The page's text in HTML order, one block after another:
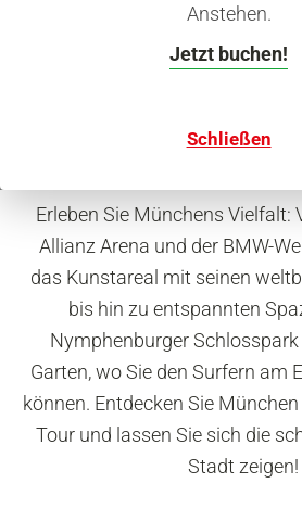
Anstehen.
Jetzt buchen!
Schließen
Rathaus sind unverzichtbare
historische Herz der
noch zahlreiche weitere
Erleben Sie Münchens Vielfalt:
Allianz Arena und der BMW-
das Kunstareal mit seinen
bis hin zu entspannten
Nymphenburger
Garten, wo Sie den Surfern am
können. Entdecken Sie
Tour und lassen Sie sich die
Stadt zeigen!